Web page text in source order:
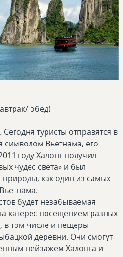
обед)
туристы отправятся в
символом Вьетнама, его
году Халонг получил
чудес света» и был
как один из самых
будет незабываемая
катерес посещением разных
в том числе и пещеры
деревни. Они смогут
пейзажем Халонга и